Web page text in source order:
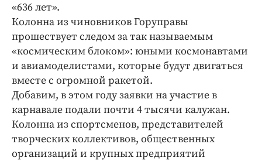
ПРОЕКТЫ
Блоги
Издания
Медиаперсона
Интересное чтиво
Клиника года
Бренд года
Работодатель года
«636 лет».
Колонна из чиновников Горуправы
прошествует следом за так называемым
«космическим блоком»: юными космонавтами
и авиамоделистами, которые будут двигаться
вместе с огромной ракетой.
Добавим, в этом году заявки на участие в
карнавале подали почти 4 тысячи калужан.
Колонна из спортсменов, представителей
творческих коллективов, общественных
организаций и крупных предприятий